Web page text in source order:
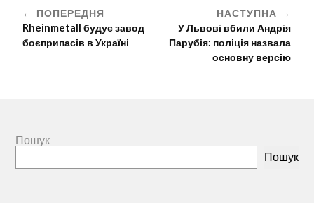
ПОПЕРЕДНЯ
Rheinmetall будує завод
боєприпасів в Україні
НАСТУПНА
У Львові вбили Андрія
Парубія: поліція назвала
основну версію
Пошук
Пошук